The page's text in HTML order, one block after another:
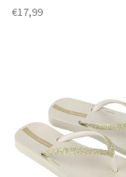
€17,99